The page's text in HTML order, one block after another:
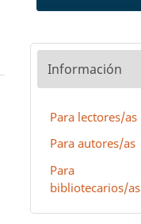
Información
Para lectores/as
Para autores/as
Para
bibliotecarios/as